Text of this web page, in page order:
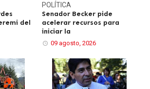
del
POLÍTICA
Senador Becker pide
acelerar recursos para
iniciar la
09 agosto, 2026